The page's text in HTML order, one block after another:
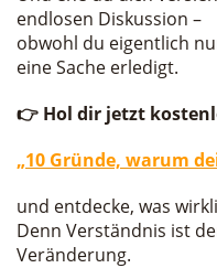
endlosen Diskussion –
obwohl du eigentlich
eine Sache erledigt.
👉 Hol dir jetzt
„10 Gründe, warum
und entdecke, was
Denn Verständnis ist
Veränderung.